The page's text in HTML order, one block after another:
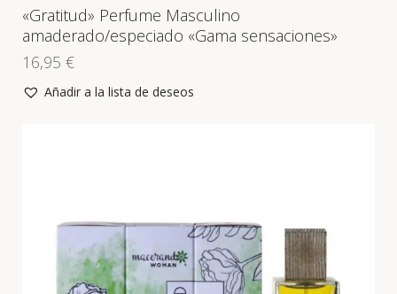
«Gratitud» Perfume Masculino
amaderado/especiado «Gama sensaciones»
16,95 €
Añadir a la lista de deseos